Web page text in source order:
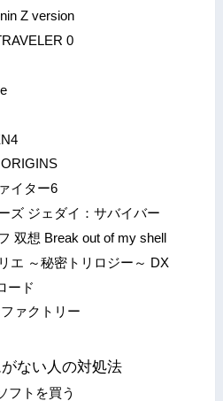
Z version
0
イター6
ズ ジェダイ：サバイバー
双想 Break out of my shell
エ ～秘密トリロジー～ DX
ード
ァクトリー
ない人の対処法
フトを買う